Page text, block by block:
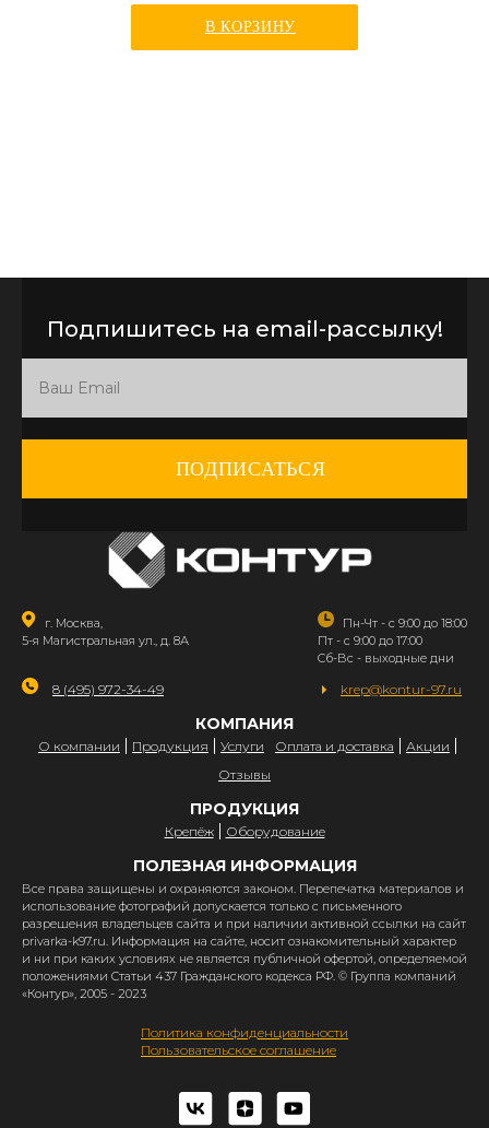
В КОРЗИНУ
Подпишитесь на email-рассылку!
ПОДПИСАТЬСЯ
г. Москва,
5-я Магистральная ул., д. 8А
Пн-Чт - с 9:00 до 18:00
Пт - с 9:00 до 17:00
Сб-Вс - выходные дни
8 (495) 972-34-49 krep@kontur-97.ru
КОМПАНИЯ
О компании Продукция Услуги Оплата и доставка
Акции
Отзывы
ПРОДУКЦИЯ
Крепёж Оборудование
ПОЛЕЗНАЯ ИНФОРМАЦИЯ
Все права защищены и охраняются законом. Перепечатка материалов и
использование фотографий допускается только с письменного
разрешения владельцев сайта и при наличии активной ссылки на сайт
privarka-k97.ru. Информация на сайте, носит ознакомительный характер
и ни при каких условиях не является публичной офертой, определяемой
положениями Статьи 437 Гражданского кодекса РФ. © Группа компаний
«Контур», 2005 - 2023
Политика конфиденциальности
Пользовательское соглашение